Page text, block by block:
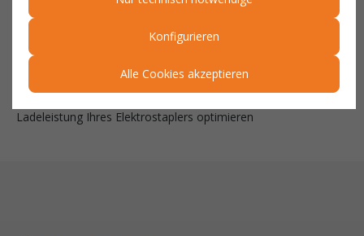
Sichern Sie sich eine zuverlässige Stromverbindung und
verlängern Sie die Lebensdauer Ihrer Staplerbatterie. Der
Netzstecker 16A ist die praktische Lösung für einen sicheren
und unterbrechungsfreien Ladevorgang.
Ladeleistung Ihres Elektrostaplers optimieren
Konfigurieren
Alle Cookies akzeptieren